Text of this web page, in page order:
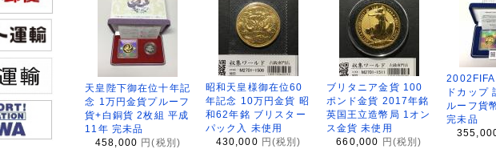
天皇陛下御在位十年記
念 1万円金貨プルーフ
貨+白銅貨 2枚組 平成
11年 完未品
458,000 円(税別)
昭和天皇様御在位60
年記念 10万円金貨 昭
和62年銘 ブリスター
パック入 未使用
430,000 円(税別)
ブリタニア金貨 100
ポンド金貨 2017年銘
英国王立造幣局 1オン
ス金貨 未使用
660,000
円(税別)
2002FIFA
ドカップ
ルーフ貨
完未品